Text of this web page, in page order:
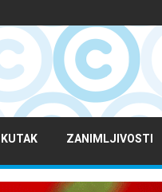
ZANIMLJIVOSTI